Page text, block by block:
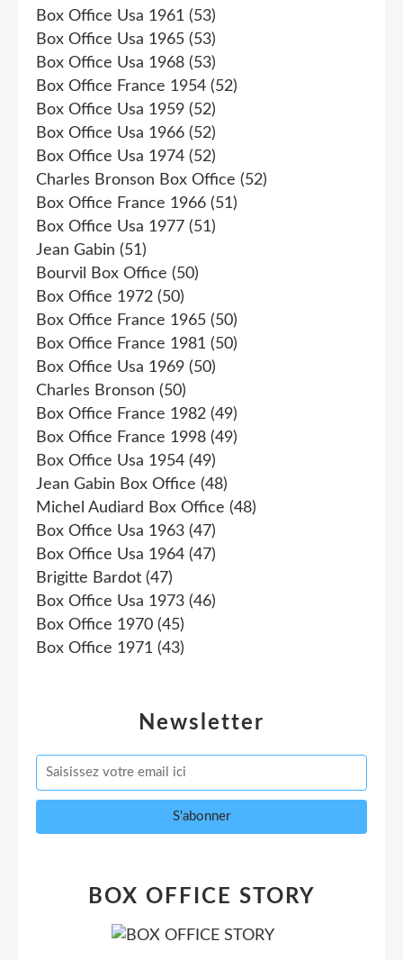
Newsletter
Box Office Usa 1961 (53)
Box Office Usa 1965 (53)
Box Office Usa 1968 (53)
Box Office France 1954 (52)
Box Office Usa 1959 (52)
Box Office Usa 1966 (52)
Box Office Usa 1974 (52)
Charles Bronson Box Office (52)
Box Office France 1966 (51)
Box Office Usa 1977 (51)
Jean Gabin (51)
Bourvil Box Office (50)
Box Office 1972 (50)
Box Office France 1965 (50)
Box Office France 1981 (50)
Box Office Usa 1969 (50)
Charles Bronson (50)
Box Office France 1982 (49)
Box Office France 1998 (49)
Box Office Usa 1954 (49)
Jean Gabin Box Office (48)
Michel Audiard Box Office (48)
Box Office Usa 1963 (47)
Box Office Usa 1964 (47)
Brigitte Bardot (47)
Box Office Usa 1973 (46)
Box Office 1970 (45)
Box Office 1971 (43)
BOX OFFICE STORY